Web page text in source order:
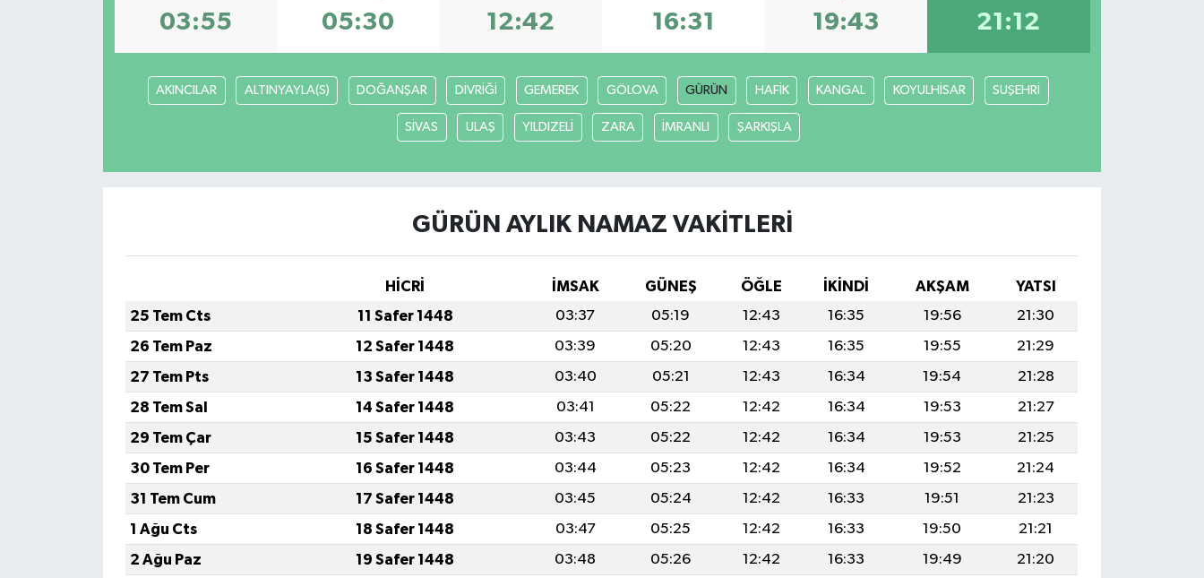
03:55 05:30 12:42 16:31 19:43 21:12
AKINCILAR ALTINYAYLA(S) DOĞANŞAR DİVRİĞİ GEMEREK GÖLOVA GÜRÜN HAFİK KANGAL KOYULHİSAR SUŞEHRİ
SİVAS ULAŞ YILDIZELİ ZARA İMRANLI ŞARKIŞLA
GÜRÜN AYLIK NAMAZ VAKITLERI
HİCRİ İMSAK GÜNEŞ ÖĞLE İKINDI AKŞAM
YATSI
25 Tem Cts
11 Safer 1448 03:37 05:19 12:43 16:35 19:56
21:30
26 Tem Paz
12 Safer 1448 03:39 05:20 12:43 16:35 19:55
21:29
27 Tem Pts
13 Safer 1448 03:40 05:21 12:43 16:34 19:54
21:28
28 Tem Sal
14 Safer 1448 03:41 05:22 12:42 16:34 19:53
21:27
29 Tem Çar
15 Safer 1448 03:43 05:22 12:42 16:34 19:53
21:25
30 Tem Per
16 Safer 1448 03:44 05:23 12:42 16:34 19:52
21:24
31 Tem Cum
17 Safer 1448 03:45 05:24 12:42 16:33 19:51
21:23
1 Ağu Cts
18 Safer 1448 03:47 05:25 12:42 16:33 19:50
21:21
2 Ağu Paz
19 Safer 1448 03:48 05:26 12:42 16:33 19:49
21:20
KÜLTÜR - SANAT